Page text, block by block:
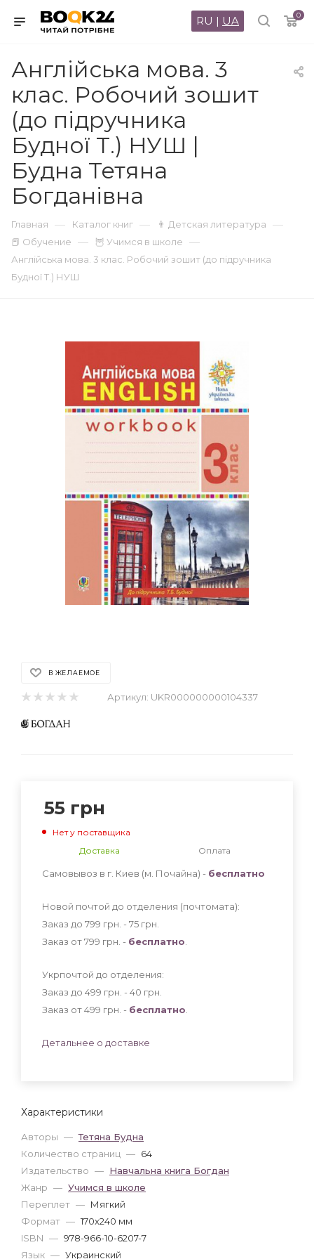
0
RU | UA
Англійська мова. 3
клас. Робочий зошит
(до підручника
Будної Т.) НУШ |
Будна Тетяна
Богданівна
Главная — Каталог книг — 👨 Детская литература —
📕 Обучение — 🦉 Учимся в школе —
Англійська мова. 3 клас. Робочий зошит (до підручника
Будної Т.) НУШ
В ЖЕЛАЕМОЕ
Артикул: UKR000000000104337
Характеристики
Авторы — Тетяна Будна
Количество страниц — 64
Издательство — Навчальна книга Богдан
Жанр — Учимся в школе
Переплет — Мягкий
Формат — 170x240 мм
ISBN — 978-966-10-6207-7
Язык — Украинский
55 грн
Нет у поставщика
Доставка
Оплата
Самовывоз в г. Киев (м. Почайна) - бесплатно
Новой почтой до отделения (почтомата):
Заказ до 799 грн. - 75 грн
Заказ от 799 грн. - бесплатно
Укрпочтой до отделения:
Заказ до 499 грн. - 40 грн
Заказ от 499 грн. - бесплатно
Детальнее о доставке